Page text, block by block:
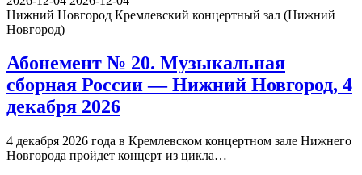
Нижний Новгород Кремлевский концертный зал (Нижний
Новгород)
Абонемент № 20. Музыкальная
сборная России — Нижний Новгород, 4
декабря 2026
4 декабря 2026 года в Кремлевском концертном зале Нижнего
Новгорода пройдет концерт из цикла…